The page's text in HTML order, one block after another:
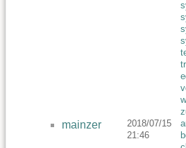
mainzer
2018/07/15
21:46